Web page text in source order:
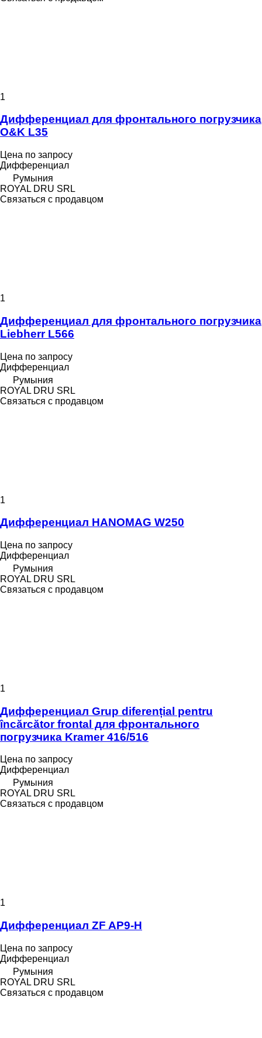
1
Дифференциал для фронтального погрузчика
O&K L35
Цена по запросу
Дифференциал
Румыния
ROYAL DRU SRL
Связаться с продавцом
1
Дифференциал для фронтального погрузчика
Liebherr L566
Цена по запросу
Дифференциал
Румыния
ROYAL DRU SRL
Связаться с продавцом
1
Дифференциал HANOMAG W250
Цена по запросу
Дифференциал
Румыния
ROYAL DRU SRL
Связаться с продавцом
1
Дифференциал Grup diferențial pentru
încărcător frontal для фронтального
погрузчика Kramer 416/516
Цена по запросу
Дифференциал
Румыния
ROYAL DRU SRL
Связаться с продавцом
1
Дифференциал ZF AP9-H
Цена по запросу
Дифференциал
Румыния
ROYAL DRU SRL
Связаться с продавцом